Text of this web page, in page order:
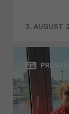
3. AUGUST